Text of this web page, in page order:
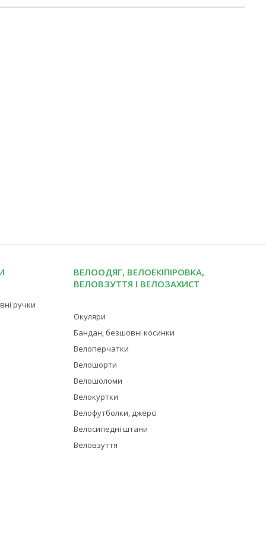
ручки
ВЕЛООДЯГ, ВЕЛОЕКІПІРОВКА,
ВЕЛОВЗУТТЯ І ВЕЛОЗАХИСТ
Окуляри
Бандан, безшовні косинки
Велоперчатки
Велошорти
Велошоломи
Велокуртки
Велофутболки, джерсі
Велосипедні штани
Веловзуття